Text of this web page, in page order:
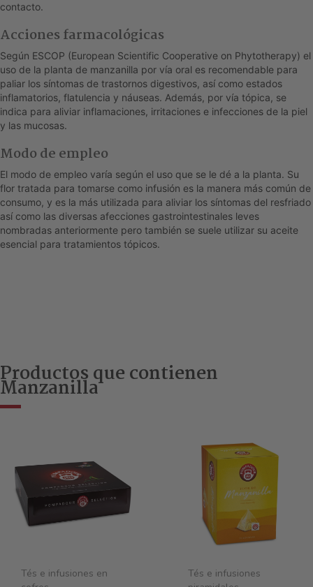
contacto.
Acciones farmacológicas
Según ESCOP (European Scientific Cooperative on Phytotherapy) el
uso de la planta de manzanilla por vía oral es recomendable para
paliar los síntomas de trastornos digestivos, así como estados
inflamatorios, flatulencia y náuseas. Además, por vía tópica, se
indica para aliviar inflamaciones, irritaciones e infecciones de la piel
y las mucosas.
Modo de empleo
El modo de empleo varía según el uso que se le dé a la planta. Su
flor tratada para tomarse como infusión es la manera más común de
consumo, y es la más utilizada para aliviar los síntomas del resfriado
así como las diversas afecciones gastrointestinales leves
nombradas anteriormente pero también se suele utilizar su aceite
esencial para tratamientos tópicos.
Productos que contienen
Manzanilla
Tés e infusiones en
Tés e infusiones